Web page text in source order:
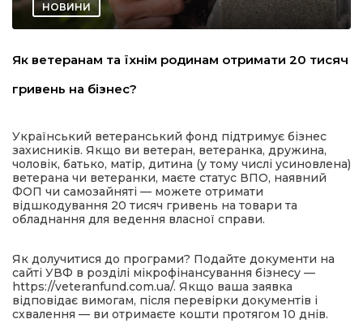
НОВИНИ
Як ветеранам та їхнім родинам отримати 20 тисяч
гривень на бізнес?
Український ветеранський фонд підтримує бізнес
захисників. Якщо ви ветеран, ветеранка, дружина,
чоловік, батько, матір, дитина (у тому числі усиновлена)
ветерана чи ветеранки, маєте статус ВПО, наявний
ФОП чи самозайняті — можете отримати
відшкодування 20 тисяч гривень на товари та
обладнання для ведення власної справи.
Як долучитися до програми? Подайте документи на
сайті УВФ в розділі мікрофінансування бізнесу —
https://veteranfund.com.ua/. Якщо ваша заявка
відповідає вимогам, після перевірки документів і
схвалення — ви отримаєте кошти протягом 10 днів.